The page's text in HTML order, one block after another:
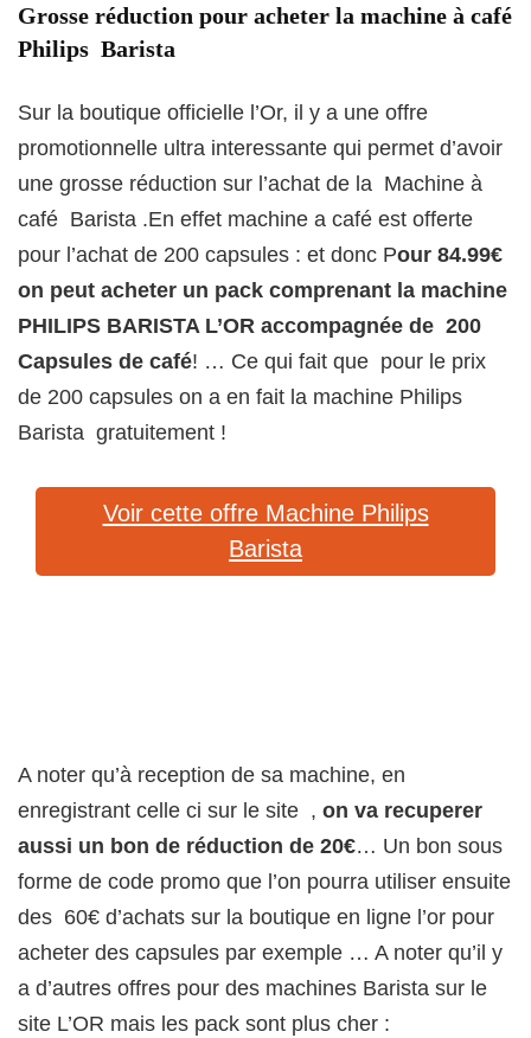
Grosse réduction pour acheter la machine à café
Philips Barista
Sur la boutique officielle l’Or, il y a une offre
promotionnelle ultra interessante qui permet d’avoir
une grosse réduction sur l’achat de la Machine à
café Barista .En effet machine a café est offerte
pour l’achat de 200 capsules : et donc Pour 84.99€
on peut acheter un pack comprenant la machine
PHILIPS BARISTA L’OR accompagnée de 200
Capsules de café! … Ce qui fait que pour le prix
de 200 capsules on a en fait la machine Philips
Barista gratuitement !
Voir cette offre Machine Philips
Barista
A noter qu’à reception de sa machine, en
enregistrant celle ci sur le site , on va recuperer
aussi un bon de réduction de 20€… Un bon sous
forme de code promo que l’on pourra utiliser ensuite
des 60€ d’achats sur la boutique en ligne l’or pour
acheter des capsules par exemple … A noter qu’il y
a d’autres offres pour des machines Barista sur le
site L’OR mais les pack sont plus cher :